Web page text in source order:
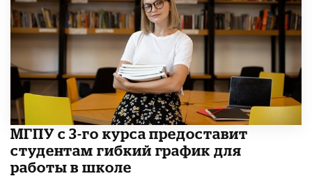
МГПУ с 3-го курса предоставит
студентам гибкий график для
работы в школе